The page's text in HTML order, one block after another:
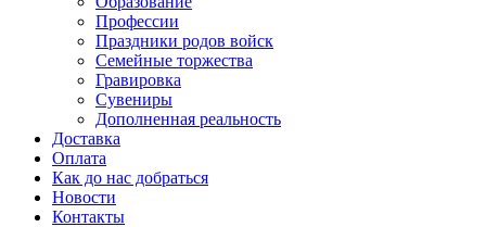
Профессии
Праздники родов войск
Семейные торжества
Гравировка
Сувениры
Дополненная реальность
Доставка
Оплата
Как до нас добраться
Новости
Контакты